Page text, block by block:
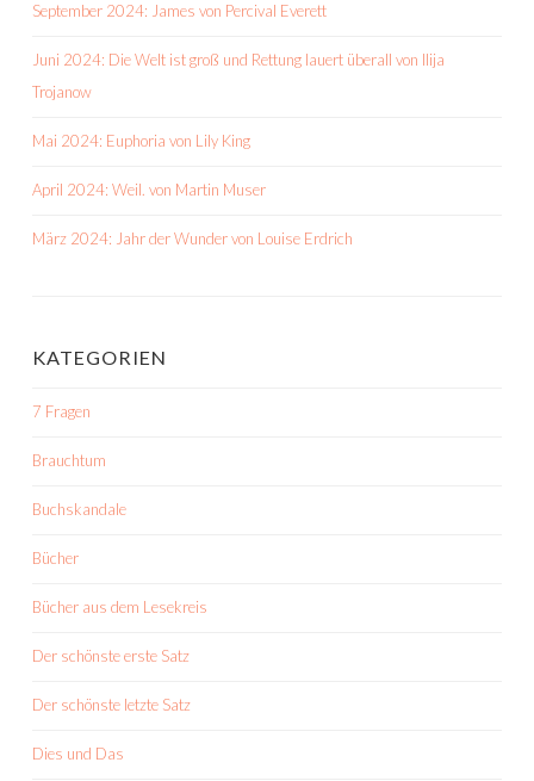
September 2024: James von Percival Everett
Juni 2024: Die Welt ist groß und Rettung lauert überall von Ilija
Trojanow
Mai 2024: Euphoria von Lily King
April 2024: Weil. von Martin Muser
März 2024: Jahr der Wunder von Louise Erdrich
KATEGORIEN
7 Fragen
Brauchtum
Buchskandale
Bücher
Bücher aus dem Lesekreis
Der schönste erste Satz
Der schönste letzte Satz
Dies und Das